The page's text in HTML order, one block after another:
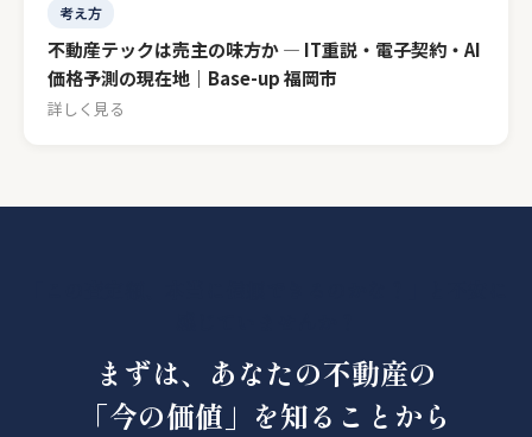
考え方
不動産テックは売主の味方か — IT重説・電子契約・AI
価格予測の現在地｜Base-up 福岡市
詳しく見る
まずは、あなたの不動産の
「今の価値」を知ることから